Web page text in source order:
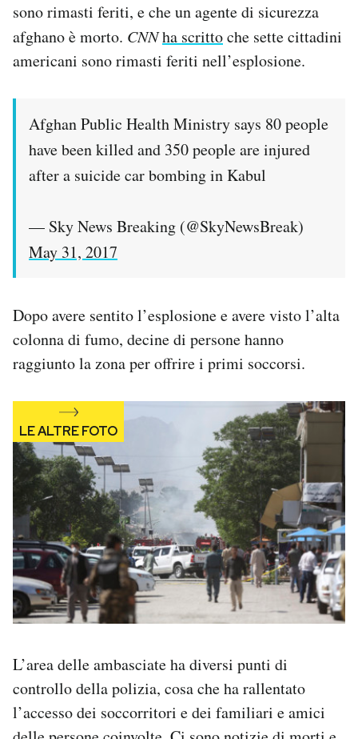
sono rimasti feriti, e che un agente di sicurezza
afghano è morto. CNNha scrittoche sette cittadini
americani sono rimasti feriti nell’esplosione.
Afghan Public Health Ministry says 80 people
have been killed and 350 people are injured
after a suicide car bombing in Kabul
— Sky News Breaking (@SkyNewsBreak)
May 31, 2017
Dopo avere sentito l’esplosione e avere visto l’alta
colonna di fumo, decine di persone hanno
raggiunto la zona per offrire i primi soccorsi.
L’area delle ambasciate ha diversi punti di
controllo della polizia, cosa che ha rallentato
l’accesso dei soccorritori e dei familiari e amici